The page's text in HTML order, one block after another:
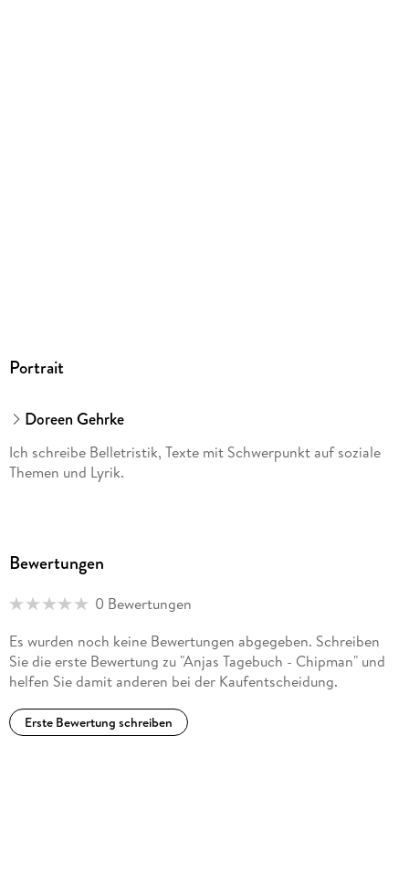
Portrait
Doreen Gehrke
Ich schreibe Belletristik, Texte mit Schwerpunkt auf soziale
Themen und Lyrik.
Bewertungen
0 Bewertungen
Es wurden noch keine Bewertungen abgegeben. Schreiben
Sie die erste Bewertung zu "Anjas Tagebuch - Chipman" und
helfen Sie damit anderen bei der Kaufentscheidung.
Erste Bewertung schreiben